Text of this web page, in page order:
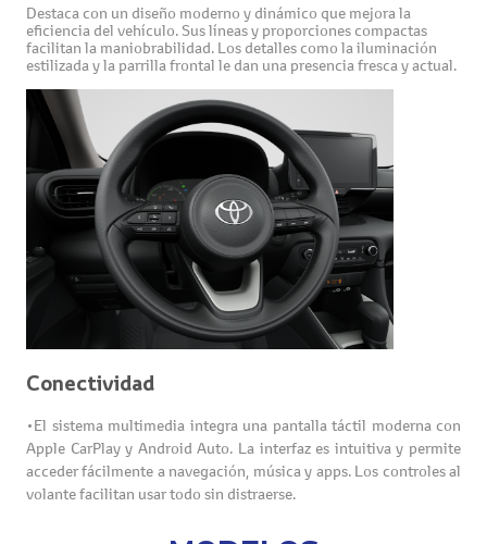
Destaca con un diseño moderno y dinámico que mejora la
eficiencia del vehículo. Sus líneas y proporciones compactas
facilitan la maniobrabilidad. Los detalles como la iluminación
estilizada y la parrilla frontal le dan una presencia fresca y actual.
Conectividad
•El sistema multimedia integra una pantalla táctil moderna con
Apple CarPlay y Android Auto. La interfaz es intuitiva y permite
acceder fácilmente a navegación, música y apps. Los controles al
volante facilitan usar todo sin distraerse.